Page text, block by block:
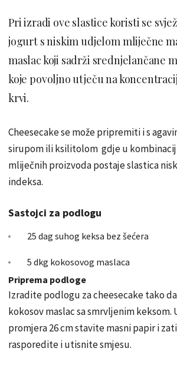
Pri izradi ove slastice koristi se
jogurt s niskim udjelom mliječne
maslac koji sadrži srednjelančane
koje povoljno utječu na
krvi.
Cheesecake se može pripremiti i s
sirupom ili ksilitolom gdje u
mliječnih proizvoda postaje slastica
indeksa.
Sastojci za podlogu
25 dag suhog keksa bez šećera
5 dkg kokosovog maslaca
Priprema podloge
Izradite podlogu za cheesecake tako
kokosov maslac sa smrvljenim
promjera 26 cm stavite masni papir i
rasporedite i utisnite smjesu.